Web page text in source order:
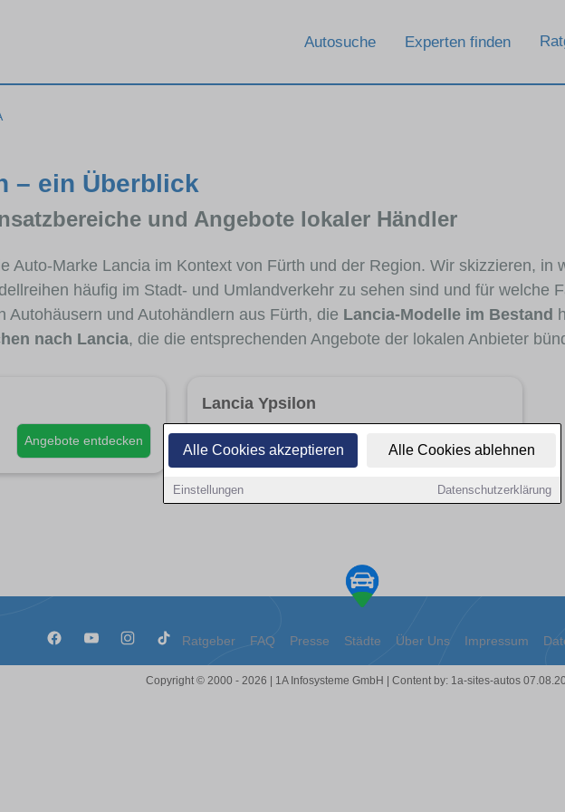
Alle Cookies akzeptieren Alle Cookies ablehnen
Einstellungen Datenschutzerklärung
Autosuche Experten finden
– ein Überblick
und Angebote lokaler Händler
Auto-Marke Lancia im Kontext von Fürth und der Region. Wir skizzieren, in
häufig im Stadt- und Umlandverkehr zu sehen sind und für welche
Autohäusern und Autohändlern aus Fürth, die Lancia-Modelle im Bestand
nach Lancia, die die entsprechenden Angebote der lokalen Anbieter
Angebote entdecken
Lancia Ypsilon
Ratgeber FAQ Presse Städte Über Uns Impressum
Copyright © 2000 - 2026 | 1A Infosysteme GmbH | Content by: 1a-sites-autos